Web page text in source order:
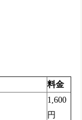
料金
1,600
円